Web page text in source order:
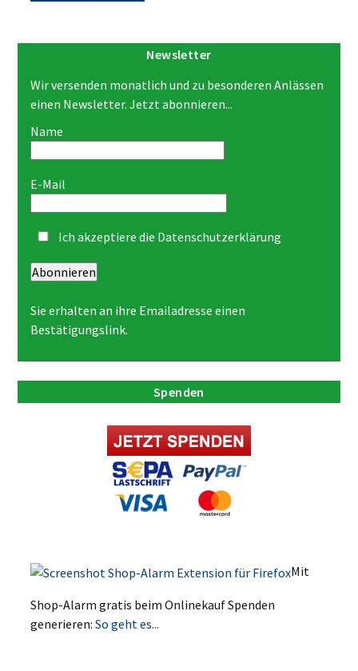
Newsletter
Wir versenden monatlich und zu besonderen Anlässen
einen Newsletter. Jetzt abonnieren...
Name
E-Mail
Ich akzeptiere die Datenschutzerklärung
Abonnieren
Sie erhalten an ihre Emailadresse einen
Bestätigungslink.
Spenden
Mit
Shop-Alarm gratis beim Onlinekauf Spenden
generieren:So geht es...